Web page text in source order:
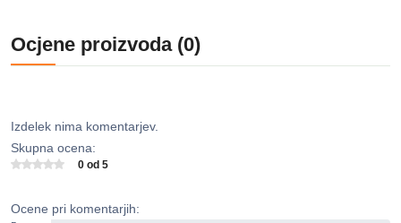
Ocjene proizvoda (0)
Izdelek nima komentarjev.
Skupna ocena:
0 od 5
Ocene pri komentarjih: